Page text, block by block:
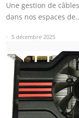
Une gestion de
dans nos espaces
5 décembre 2025